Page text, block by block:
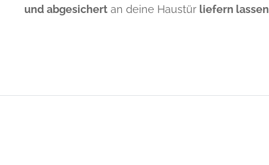
und abgesichert an deine Haustür liefern lassen